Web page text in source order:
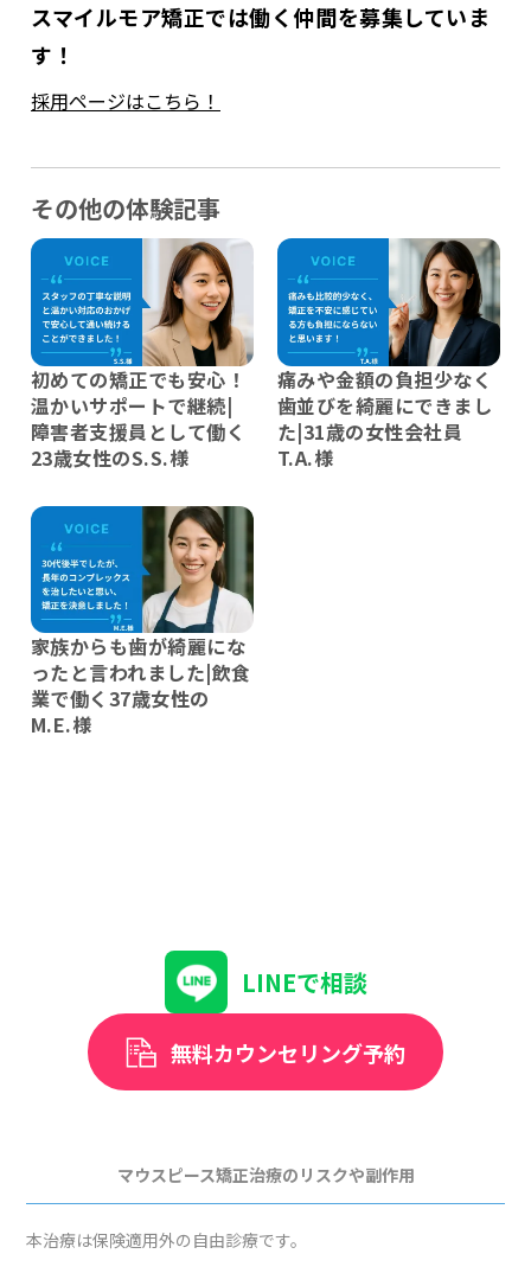
スマイルモア矯正では働く仲間を募集していま
す！
採用ページはこちら！
その他の体験記事
初めての矯正でも安心！
温かいサポートで継続|
障害者支援員として働く
23歳女性のS.S.様
痛みや金額の負担少なく
歯並びを綺麗にできまし
た|31歳の女性会社員
T.A.様
家族からも歯が綺麗にな
ったと言われました|飲食
業で働く37歳女性の
M.E.様
LINEで相談
無料カウンセリング予約
マウスピース矯正治療のリスクや副作用
本治療は保険適用外の自由診療です。